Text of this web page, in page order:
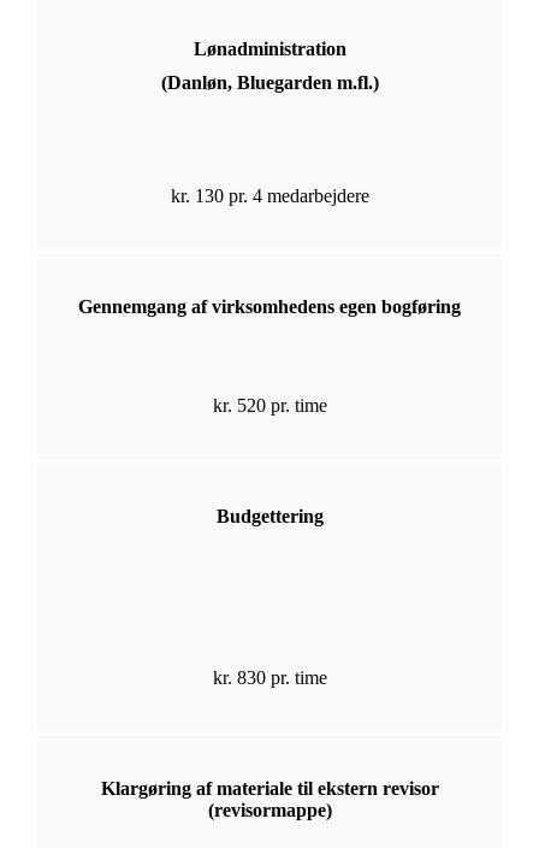
Lønadministration
(Danløn, Bluegarden m.fl.)
kr. 130 pr. 4 medarbejdere
Gennemgang af virksomhedens egen bogføring
kr. 520 pr. time
Budgettering
kr. 830 pr. time
Klargøring af materiale til ekstern revisor
(revisormappe)